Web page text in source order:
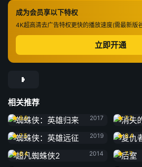
成为会员享以下特权
4K超高清去广告特权更快的播放速度(需最新版
立即开通
相关推荐
蜘蛛侠：英雄归来
8.0
2017
7.2
蜘蛛侠：英雄远征
7.5
2019
复仇者
8.4
超凡蜘蛛侠2
6.4
2014
后室
7.7
交通费
寒战1994